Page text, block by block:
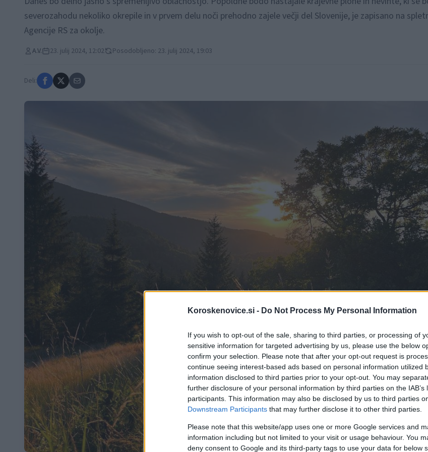
Koroskenovice.si - Do Not Process My Personal Information
If you wish to opt-out of the sale, sharing to third parties, or processing of
sensitive information for targeted advertising by us, please use the below
confirm your selection. Please note that after your opt-out request is
continue seeing interest-based ads based on personal information utilized
information disclosed to third parties prior to your opt-out. You may
further disclosure of your personal information by third parties on the IAB’s
participants. This information may also be disclosed by us to third parties
Downstream Participants that may further disclose it to other third parties.
Please note that this website/app uses one or more Google services and
information including but not limited to your visit or usage behaviour. You
deny consent to Google and its third-party tags to use your data for below
severozahodu nekoliko okrepile in v prvem delu noči prehodno zajele večji del Slovenije, je zapisano na
Agencije RS za okolje.
A.V. 23. julij 2024, 12:02 Posodobljeno: 23. julij 2024, 19:03
Deli: